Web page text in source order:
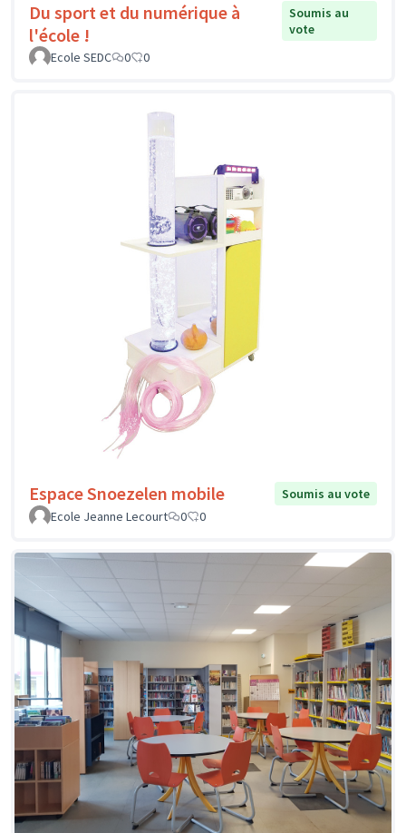
Du sport et du numérique à
l'école !
Soumis au
vote
Ecole SEDC
0 0
Espace Snoezelen mobile
Soumis au vote
Ecole Jeanne Lecourt
0 0